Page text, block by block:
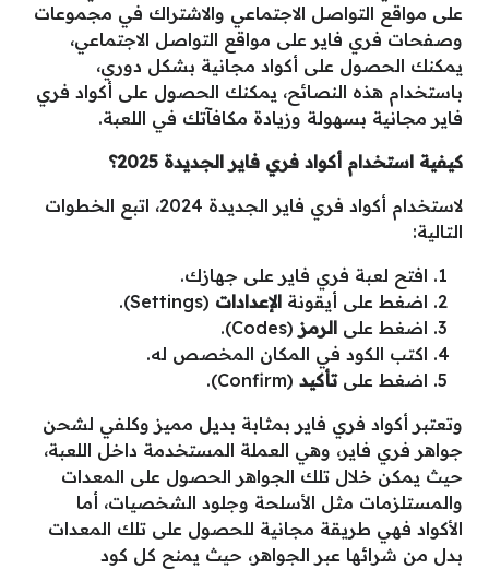
على مواقع التواصل الاجتماعي والاشتراك في مجموعات
وصفحات فري فاير على مواقع التواصل الاجتماعي،
يمكنك الحصول على أكواد مجانية بشكل دوري،
باستخدام هذه النصائح، يمكنك الحصول على أكواد فري
فاير مجانية بسهولة وزيادة مكافآتك في اللعبة.
كيفية استخدام أكواد فري فاير الجديدة 2025؟
لاستخدام أكواد فري فاير الجديدة 2024، اتبع الخطوات
التالية:
افتح لعبة فري فاير على جهازك.
اضغط على أيقونة الإعدادات (Settings).
اضغط على الرمز (Codes).
اكتب الكود في المكان المخصص له.
اضغط علىتأكيد (Confirm).
وتعتبر أكواد فري فاير بمثابة بديل مميز وكلفي لشحن
جواهر فري فاير، وهي العملة المستخدمة داخل اللعبة،
حيث يمكن خلال تلك الجواهر الحصول على المعدات
والمستلزمات مثل الأسلحة وجلود الشخصيات، أما
الأكواد فهي طريقة مجانية للحصول على تلك المعدات
بدل من شرائها عبر الجواهر، حيث يمنح كل كود